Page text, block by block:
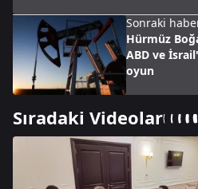
Sonraki
Hürmüz
ABD ve
oyun
Sıradaki Videolar